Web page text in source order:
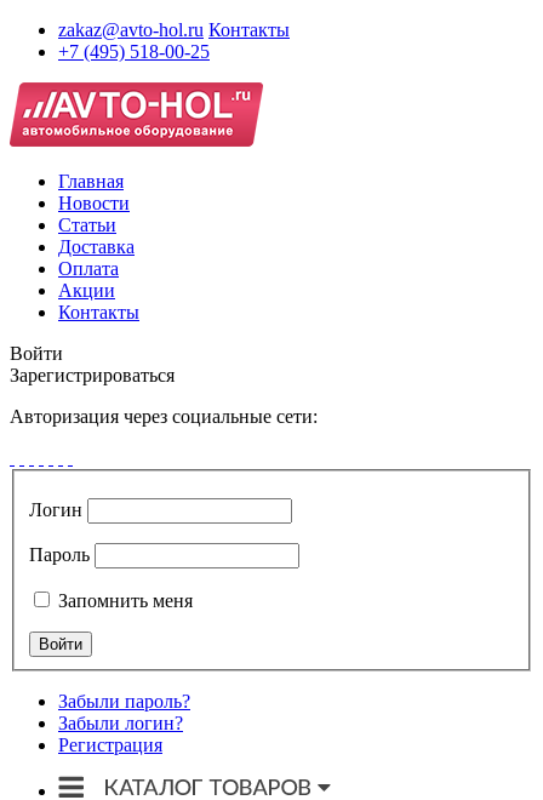
zakaz@avto-hol.ru Контакты
+7 (495) 518-00-25
Главная
Новости
Статьи
Доставка
Оплата
Акции
Контакты
Войти
Зарегистрироваться
Авторизация через социальные сети:
Логин
Пароль
Запомнить меня
Забыли пароль?
Забыли логин?
Регистрация